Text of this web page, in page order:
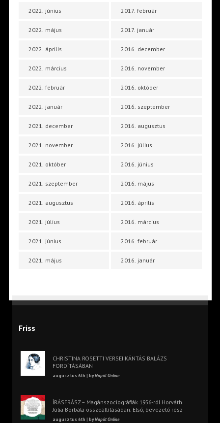
2022. június
2022. május
2022. április
2022. március
2022. február
2022. január
2021. december
2021. november
2021. október
2021. szeptember
2021. augusztus
2021. július
2021. június
2021. május
2017. február
2017. január
2016. december
2016. november
2016. október
2016. szeptember
2016. augusztus
2016. július
2016. június
2016. május
2016. április
2016. március
2016. február
2016. január
Friss
CHRISTINA ROSETTI VERSEI KÁNTÁS BALÁZS
FORDÍTÁSÁBAN
augusztus 6th | byNapút Online
ÍRÁSFRÁSZ – Magánszociográfiák 1956-ról Horváth
Júlia Borbála összeállításában. Első, bevezető rész
augusztus 6th | byNapút Online